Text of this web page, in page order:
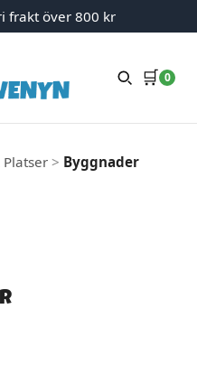
frakt över 800 kr
🛒 0
Platser > Byggnader